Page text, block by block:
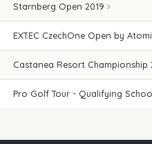
Starnberg Open 2019
EXTEC CzechOne Open by
Castanea Resort Championship
Pro Golf Tour - Qualifying